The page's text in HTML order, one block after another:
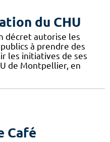
du CHU
décret autorise les
à prendre des
les initiatives de ses
de Montpellier, en
Café